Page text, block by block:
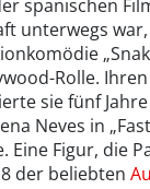
spanischen
unterwegs
Rolle.
sie fünf
Neves in
Eine Figur, die
der beliebten